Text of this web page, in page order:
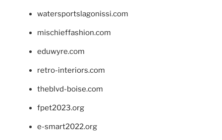
watersportslagonissi.com
mischieffashion.com
eduwyre.com
retro-interiors.com
theblvd-boise.com
fpet2023.org
e-smart2022.org